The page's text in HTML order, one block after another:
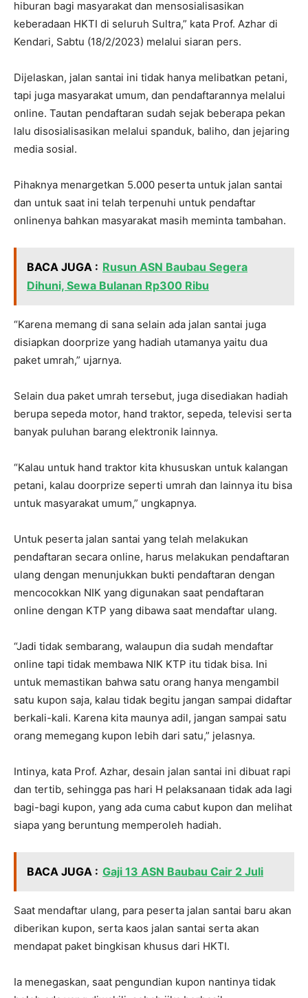
hiburan bagi masyarakat dan mensosialisasikan
keberadaan HKTI di seluruh Sultra,” kata Prof. Azhar di
Kendari, Sabtu (18/2/2023) melalui siaran pers.
Dijelaskan, jalan santai ini tidak hanya melibatkan petani,
tapi juga masyarakat umum, dan pendaftarannya melalui
online. Tautan pendaftaran sudah sejak beberapa pekan
lalu disosialisasikan melalui spanduk, baliho, dan jejaring
media sosial.
Pihaknya menargetkan 5.000 peserta untuk jalan santai
dan untuk saat ini telah terpenuhi untuk pendaftar
onlinenya bahkan masyarakat masih meminta tambahan.
BACA JUGA : Rusun ASN Baubau Segera
Dihuni, Sewa Bulanan Rp300 Ribu
“Karena memang di sana selain ada jalan santai juga
disiapkan doorprize yang hadiah utamanya yaitu dua
paket umrah,” ujarnya.
Selain dua paket umrah tersebut, juga disediakan hadiah
berupa sepeda motor, hand traktor, sepeda, televisi serta
banyak puluhan barang elektronik lainnya.
“Kalau untuk hand traktor kita khususkan untuk kalangan
petani, kalau doorprize seperti umrah dan lainnya itu bisa
untuk masyarakat umum,” ungkapnya.
Untuk peserta jalan santai yang telah melakukan
pendaftaran secara online, harus melakukan pendaftaran
ulang dengan menunjukkan bukti pendaftaran dengan
mencocokkan NIK yang digunakan saat pendaftaran
online dengan KTP yang dibawa saat mendaftar ulang.
“Jadi tidak sembarang, walaupun dia sudah mendaftar
online tapi tidak membawa NIK KTP itu tidak bisa. Ini
untuk memastikan bahwa satu orang hanya mengambil
satu kupon saja, kalau tidak begitu jangan sampai didaftar
berkali-kali. Karena kita maunya adil, jangan sampai satu
orang memegang kupon lebih dari satu,” jelasnya.
Intinya, kata Prof. Azhar, desain jalan santai ini dibuat rapi
dan tertib, sehingga pas hari H pelaksanaan tidak ada lagi
bagi-bagi kupon, yang ada cuma cabut kupon dan melihat
siapa yang beruntung memperoleh hadiah.
BACA JUGA : Gaji 13 ASN Baubau Cair 2 Juli
Saat mendaftar ulang, para peserta jalan santai baru akan
diberikan kupon, serta kaos jalan santai serta akan
mendapat paket bingkisan khusus dari HKTI.
Ia menegaskan, saat pengundian kupon nantinya tidak